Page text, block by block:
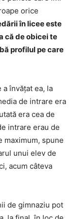
orice
în licee este
că de obicei te
profilul pe care
învățat ea, la
de intrare era
era cea de
intrare erau de
maximum, spune
unui elev de
acum câteva
de gimnaziu pot